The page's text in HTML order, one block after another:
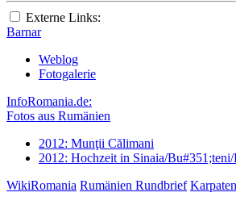
Externe Links:
Barnar
Weblog
Fotogalerie
InfoRomania.de:
Fotos aus Rumänien
2012: Munţii Călimani
2012: Hochzeit in Sinaia/
WikiRomania Rumänien Rundbrief